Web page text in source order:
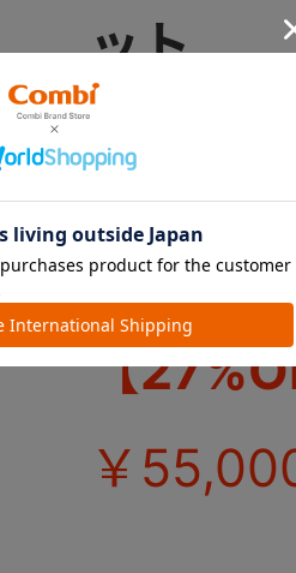
ット
オート
送風フ
ト。
【
￥